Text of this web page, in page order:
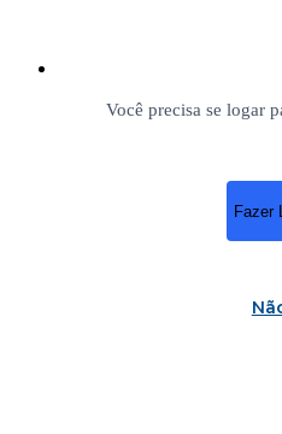
Você precisa se logar
Fazer